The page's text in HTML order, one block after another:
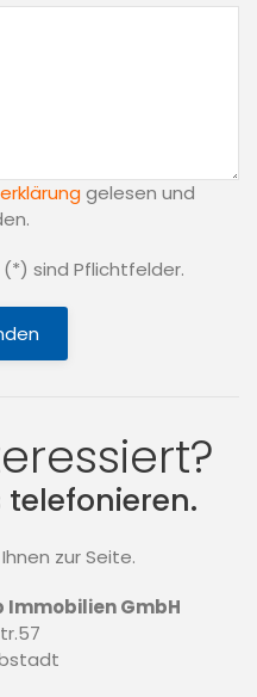
gelesen und
sind Pflichtfelder.
telefonieren.
zur Seite.
GmbH